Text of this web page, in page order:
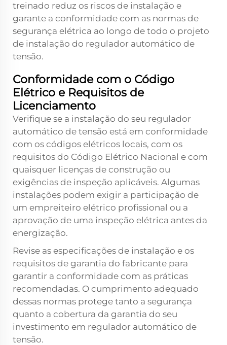
treinado reduz os riscos de instalação e
garante a conformidade com as normas de
segurança elétrica ao longo de todo o projeto
de instalação do regulador automático de
tensão.
Conformidade com o Código
Elétrico e Requisitos de
Licenciamento
Verifique se a instalação do seu regulador
automático de tensão está em conformidade
com os códigos elétricos locais, com os
requisitos do Código Elétrico Nacional e com
quaisquer licenças de construção ou
exigências de inspeção aplicáveis. Algumas
instalações podem exigir a participação de
um empreiteiro elétrico profissional ou a
aprovação de uma inspeção elétrica antes da
energização.
Revise as especificações de instalação e os
requisitos de garantia do fabricante para
garantir a conformidade com as práticas
recomendadas. O cumprimento adequado
dessas normas protege tanto a segurança
quanto a cobertura da garantia do seu
investimento em regulador automático de
tensão.